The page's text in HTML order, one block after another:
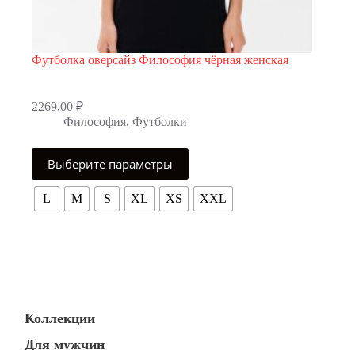
Футболка оверсайз Философия чёрная женская
2269,00 ₽
Философия, Футболки
Выберите параметры
Этот
товар
имеет
несколько
вариаций.
L M S XL XS XXL
Коллекции
Для мужчин